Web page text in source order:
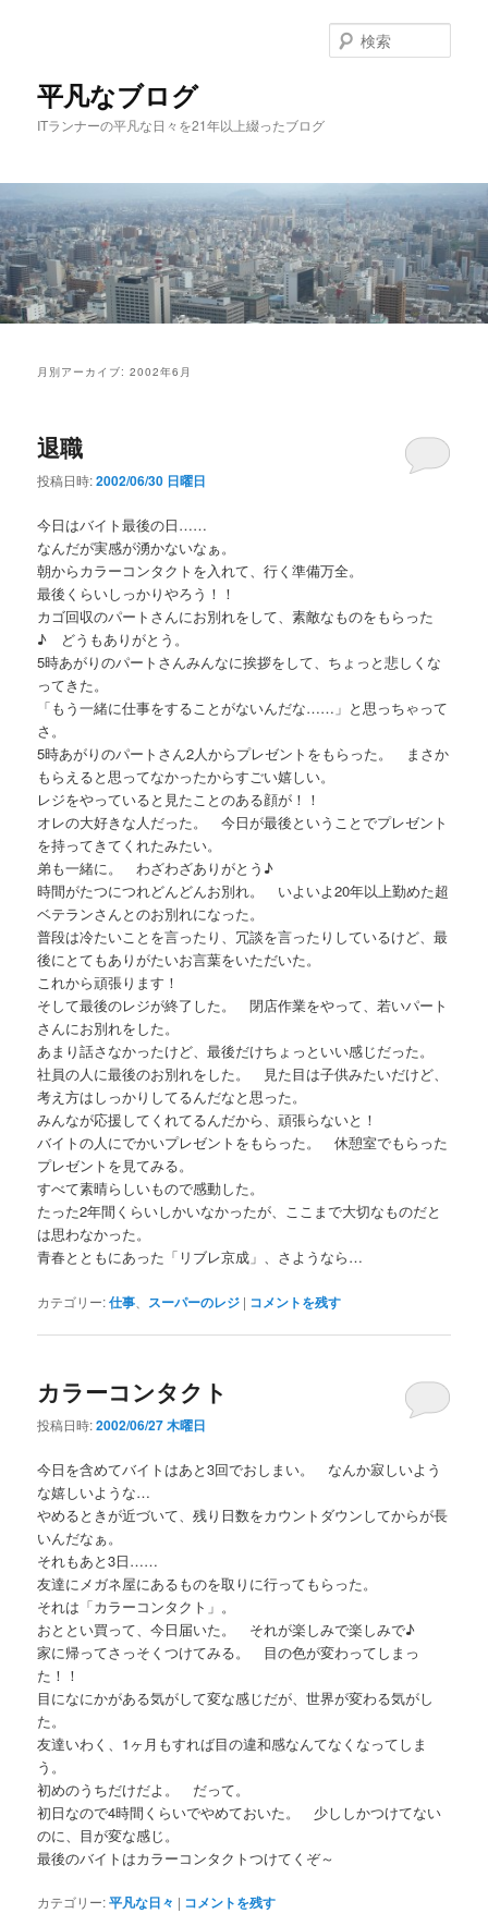
移
動
動
平凡なブログ
ITランナーの平凡な日々を21年以上綴ったブログ
索
月別アーカイブ:2002年6月
退職
投稿日時:2002/06/30 日曜日
今日はバイト最後の日……
なんだが実感が湧かないなぁ。
朝からカラーコンタクトを入れて、行く準備万全。
最後くらいしっかりやろう！！
カゴ回収のパートさんにお別れをして、素敵なものをもらった
♪ どうもありがとう。
5時あがりのパートさんみんなに挨拶をして、ちょっと悲しくな
ってきた。
「もう一緒に仕事をすることがないんだな……」と思っちゃって
さ。
5時あがりのパートさん2人からプレゼントをもらった。 まさか
もらえると思ってなかったからすごい嬉しい。
レジをやっていると見たことのある顔が！！
オレの大好きな人だった。 今日が最後ということでプレゼント
を持ってきてくれたみたい。
弟も一緒に。 わざわざありがとう♪
時間がたつにつれどんどんお別れ。 いよいよ20年以上勤めた超
ベテランさんとのお別れになった。
普段は冷たいことを言ったり、冗談を言ったりしているけど、最
後にとてもありがたいお言葉をいただいた。
これから頑張ります！
そして最後のレジが終了した。 閉店作業をやって、若いパート
さんにお別れをした。
あまり話さなかったけど、最後だけちょっといい感じだった。
社員の人に最後のお別れをした。 見た目は子供みたいだけど、
考え方はしっかりしてるんだなと思った。
みんなが応援してくれてるんだから、頑張らないと！
バイトの人にでかいプレゼントをもらった。 休憩室でもらった
プレゼントを見てみる。
すべて素晴らしいもので感動した。
たった2年間くらいしかいなかったが、ここまで大切なものだと
は思わなかった。
青春とともにあった「リブレ京成」、さようなら…
カテゴリー:仕事 スーパーのレジ | コメントを残す
カラーコンタクト
投稿日時:2002/06/27 木曜日
今日を含めてバイトはあと3回でおしまい。 なんか寂しいよう
な嬉しいような…
やめるときが近づいて、残り日数をカウントダウンしてからが長
いんだなぁ。
それもあと3日……
友達にメガネ屋にあるものを取りに行ってもらった。
それは「カラーコンタクト」。
おととい買って、今日届いた。 それが楽しみで楽しみで♪
家に帰ってさっそくつけてみる。 目の色が変わってしまっ
た！！
目になにかがある気がして変な感じだが、世界が変わる気がし
た。
友達いわく、1ヶ月もすれば目の違和感なんてなくなってしま
う。
初めのうちだけだよ。 だって。
初日なので4時間くらいでやめておいた。 少ししかつけてない
のに、目が変な感じ。
最後のバイトはカラーコンタクトつけてくぞ～
カテゴリー:平凡な日々 | コメントを残す